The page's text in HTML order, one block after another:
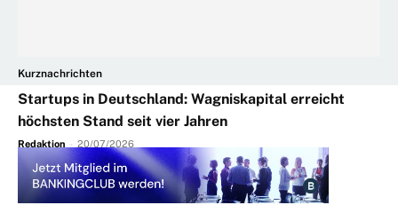
Kurznachrichten
Startups in Deutschland: Wagniskapital erreicht
höchsten Stand seit vier Jahren
Redaktion - 20/07/2026